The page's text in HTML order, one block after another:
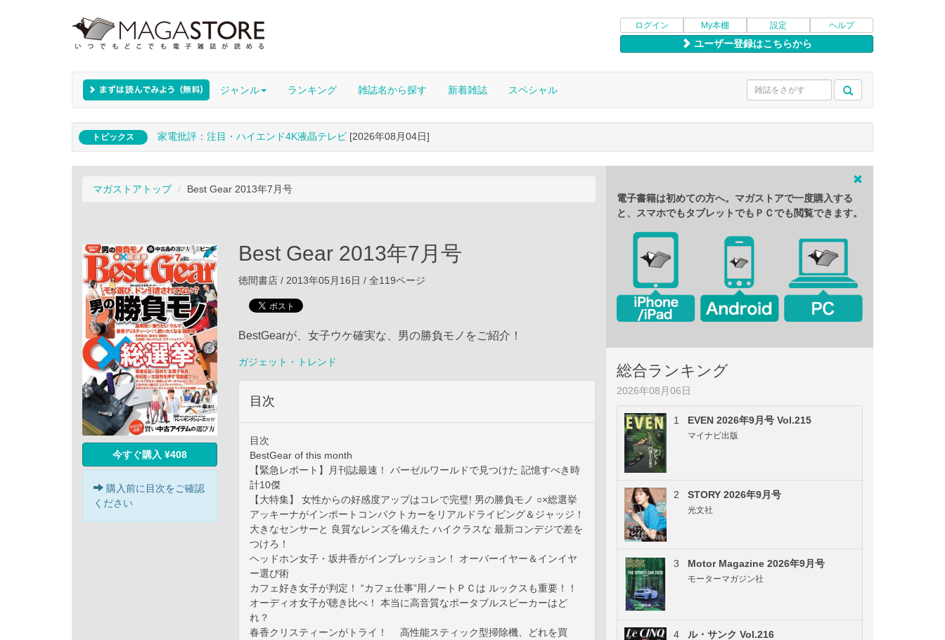
ログイン My本棚 設定 ヘルプ
ユーザー登録はこちらから
ジャンル ランキング 雑誌名から探す 新着雑誌 スペシャル
トピックス 家電批評：注目・ハイエンド4K液晶テレビ [2026年08月04日]
マガストアトップ Best Gear 2013年7月号
今すぐ購入 ¥408
購入前に目次をご確認
ください
Best Gear 2013年7月号
徳間書店 / 2013年05月16日 / 全119ページ
BestGearが、女子ウケ確実な、男の勝負モノをご紹介！
ガジェット・トレンド
目次
目次
BestGear of this month
【緊急レポート】月刊誌最速！ バーゼルワールドで見つけた 記憶すべき時
計10傑
【大特集】 女性からの好感度アップはコレで完璧! 男の勝負モノ ○×総選挙
アッキーナがインポートコンパクトカーをリアルドライビング＆ジャッジ！
大きなセンサーと 良質なレンズを備えた ハイクラスな 最新コンデジで差を
つけろ！
ヘッドホン女子・坂井香がインプレッション！ オーバーイヤー＆インイヤ
ー選び術
カフェ好き女子が判定！ “カフェ仕事”用ノートＰＣは ルックスも重要！！
オーディオ女子が聴き比べ！ 本当に高音質なポータブルスピーカーはど
れ？
春香クリスティーンがトライ！ 高性能スティック型掃除機、どれを買
電子書籍は初めての方へ。マガストアで一度購入する
と、スマホでもタブレットでもＰＣでも閲覧できます。
総合ランキング
2026年08月06日
1 EVEN 2026年9月号 Vol.215
マイナビ出版
2 STORY 2026年9月号
光文社
3 Motor Magazine 2026年9月号
モーターマガジン社
4 ル・サンク Vol.216